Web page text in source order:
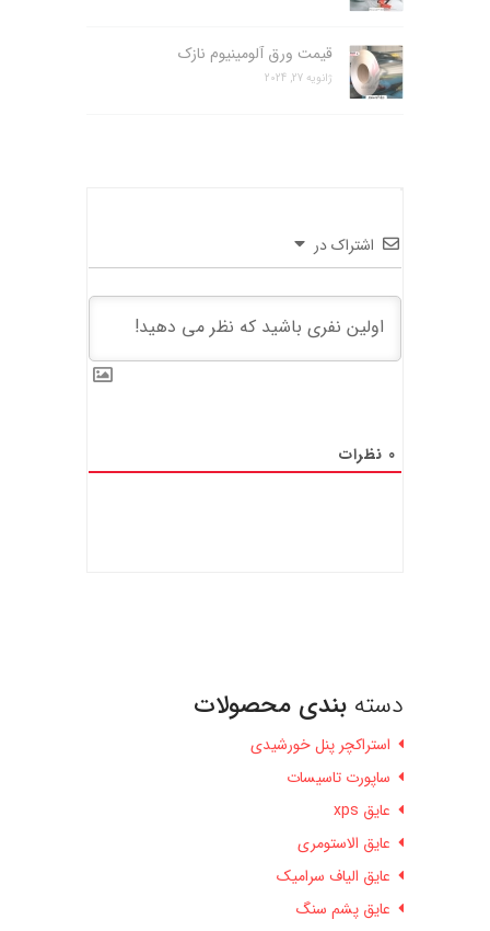
قیمت ورق آلومینیوم نازک
ژانویه 27, 2024
اشتراک در
0 نظرات
دسته بندی محصولات
استراکچر پنل خورشیدی
ساپورت تاسیسات
عایق xps
عایق الاستومری
عایق الیاف سرامیک
عایق پشم سنگ